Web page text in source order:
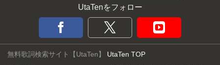
UtaTenをフォロー
無料歌詞検索サイト【UtaTen】 UtaTen TOP